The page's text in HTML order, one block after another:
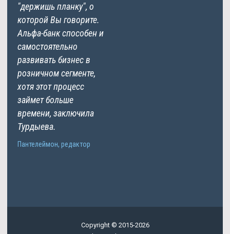
"держишь планку", о
которой Вы говорите.
Альфа-банк способен и
самостоятельно
развивать бизнес в
розничном сегменте,
хотя этот процесс
займет больше
времени, заключила
Турдыева.
Пантелеймон, редактор
Copyright © 2015-2026